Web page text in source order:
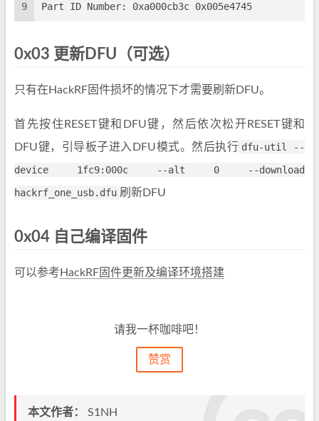
9
Part ID Number: 0xa000cb3c 0x005e4745
0x03 更新DFU（可选）
只有在HackRF固件损坏的情况下才需要刷新DFU。
首先按住RESET键和DFU键，然后依次松开RESET键和
DFU键，引导板子进入DFU模式。然后执行 dfu-util --
device 1fc9:000c --alt 0 --download
hackrf_one_usb.dfu 刷新DFU
0x04 自己编译固件
可以参考 HackRF固件更新及编译环境搭建
请我一杯咖啡吧！
赞赏
本文作者： S1NH